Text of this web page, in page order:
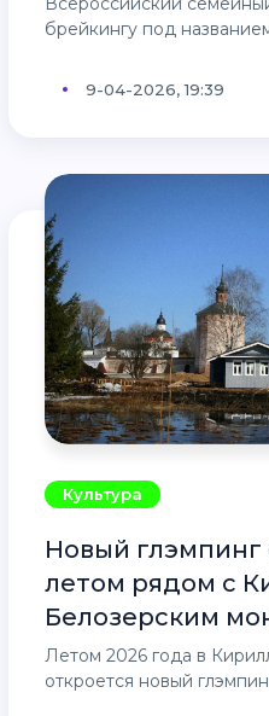
брейкингу под
9-04-2026, 19:39
Культура
Новый глэмпинг откроется
летом рядом с
Белозерским
Летом 2026 года в Кирилловском округе
откроется новый